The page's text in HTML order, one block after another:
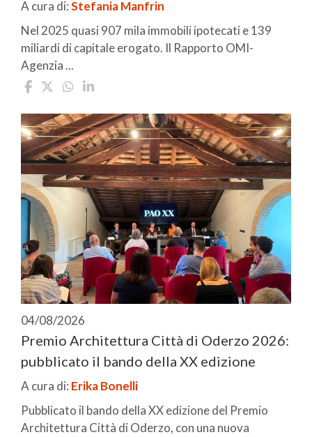
A cura di:Stefania Manfrin
Nel 2025 quasi 907 mila immobili ipotecati e 139
miliardi di capitale erogato. Il Rapporto OMI-
Agenzia ...
04/08/2026
Premio Architettura Città di Oderzo 2026:
pubblicato il bando della XX edizione
A cura di: Erika Bonelli
Pubblicato il bando della XX edizione del Premio
Architettura Città di Oderzo, con una nuova